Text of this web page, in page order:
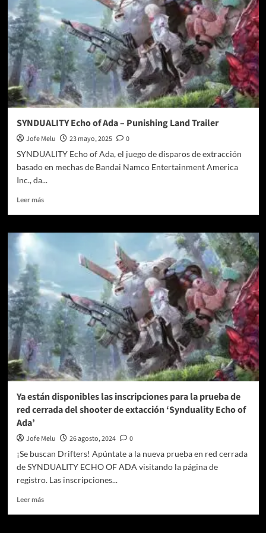
SYNDUALITY Echo of Ada – Punishing Land Trailer
Jofe Melu 23 mayo, 2025
0
SYNDUALITY Echo of Ada, el juego de disparos de extracción
basado en mechas de Bandai Namco Entertainment America
Inc., da...
Leer másLeer
SYNDUALITY
Echo
Punishing
Land
Trailer
Ya están disponibles las inscripciones para la prueba de
red cerrada del shooter de extacción ‘Synduality Echo of
Ada’
Jofe Melu 26 agosto, 2024
0
¡Se buscan Drifters! Apúntate a la nueva prueba en red cerrada
de SYNDUALITY ECHO OF ADA visitando la página de
registro. Las inscripciones...
Leer másLeer